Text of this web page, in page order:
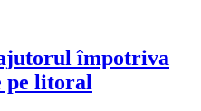
împotriva
pe litoral